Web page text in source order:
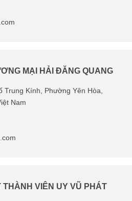
MẠI HẢI ĐĂNG QUANG
Trung Kính, Phường Yên Hòa,
Nam
THÀNH VIÊN UY VŨ PHÁT